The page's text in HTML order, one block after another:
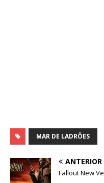
MAR DE LADRÕES
ANTERIOR
Fallout New